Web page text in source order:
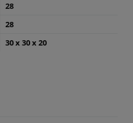
28
28
30 x 30 x 20